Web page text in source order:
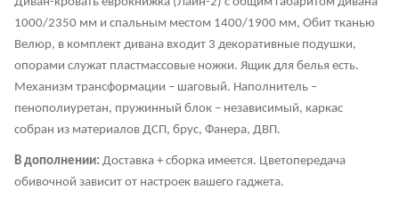
1000/2350 мм и спальным местом 1400/1900 мм, Обит тканью
Велюр, в комплект дивана входит 3 декоративные подушки,
опорами служат пластмассовые ножки. Ящик для белья есть.
Механизм трансформации – шаговый. Наполнитель –
пенополиуретан, пружинный блок – независимый, каркас
собран из материалов ДСП, брус, Фанера, ДВП.
В дополнении: Доставка + сборка имеется. Цветопередача
обивочной зависит от настроек вашего гаджета.